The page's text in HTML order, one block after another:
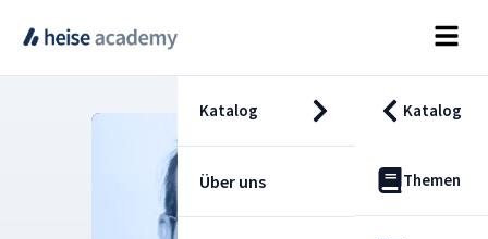
Katalog Katalog
Themen
Über uns